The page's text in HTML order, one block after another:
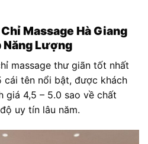
Massage Hà Giang
Năng Lượng
massage thư giãn tốt nhất
cái tên nổi bật, được khách
giá 4,5 – 5.0 sao về chất
uy tín lâu năm.